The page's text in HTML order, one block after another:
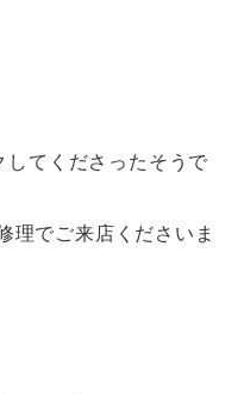
してくださったそうで
理でご来店くださいま